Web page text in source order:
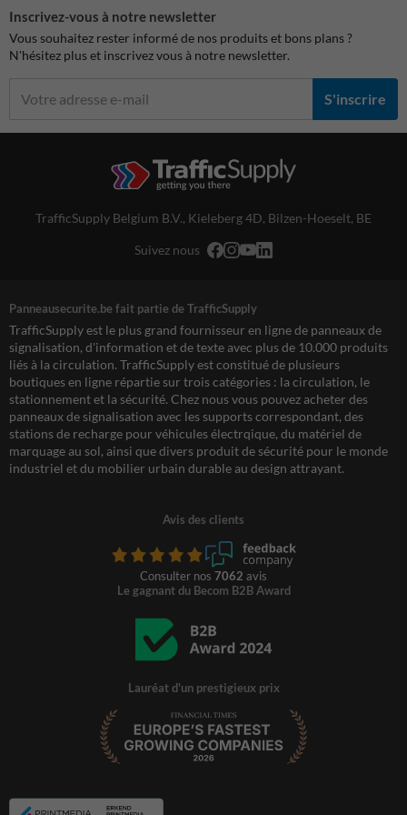
Inscrivez-vous à notre newsletter
Vous souhaitez rester informé de nos produits et bons plans ?
N'hésitez plus et inscrivez vous à notre newsletter.
S'inscrire
TrafficSupply Belgium B.V., Kieleberg 4D, Bilzen-Hoeselt, BE
Suivez nous
Panneausecurite.be fait partie de TrafficSupply
TrafficSupply est le plus grand fournisseur en ligne de panneaux de
signalisation, d'information et de texte avec plus de 10.000 produits
liés à la circulation. TrafficSupply est constitué de plusieurs
boutiques en ligne répartie sur trois catégories : la circulation, le
stationnement et la sécurité. Chez nous vous pouvez acheter des
panneaux de signalisation avec les supports correspondant, des
stations de recharge pour véhicules électrqique, du matériel de
marquage au sol, ainsi que divers produit de sécurité pour le monde
industriel et du mobilier urbain durable au design attrayant.
Avis des clients
Consulter nos 7062 avis
Le gagnant du Becom B2B Award
Lauréat d'un prestigieux prix